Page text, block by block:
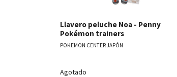
Llavero peluche Noa - Penny
Pokémon trainers
POKEMON CENTER JAPÓN
Agotado